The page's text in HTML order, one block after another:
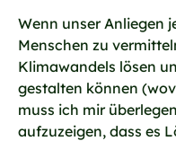
Wenn unser Anliegen
Menschen zu
Klimawandels lösen
gestalten können
muss ich mir
aufzuzeigen, dass es